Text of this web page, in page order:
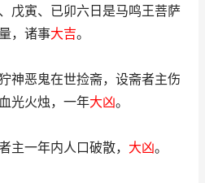
戊寅、已卯六日是马鸣王菩萨
，诸事大吉。
神恶鬼在世捡斋，设斋者主伤
光火烛，一年大凶。
主一年内人口破散， 大凶。